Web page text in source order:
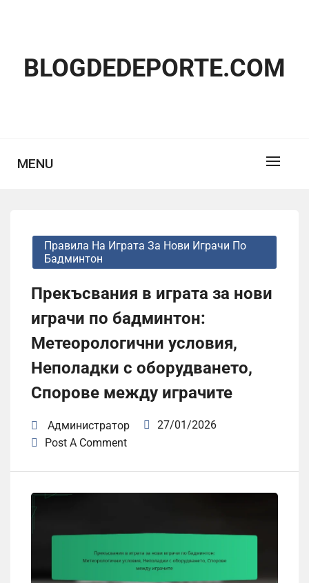
BLOGDEDEPORTE.COM
MENU
Правила На Играта За Нови Играчи По
Бадминтон
Прекъсвания в играта за нови
играчи по бадминтон:
Метеорологични условия,
Неполадки с оборудването,
Спорове между играчите
Администратор
27/01/2026
Post A Comment